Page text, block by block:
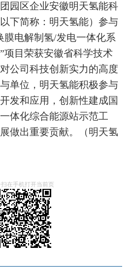
园区企业安徽明天氢能科
下简称：明天氢能）参与
膜电解制氢/发电一体化系
项目荣获安徽省科学技术
公司科技创新实力的高度
单位，明天氢能积极参与
发和应用，创新性建成国
体化综合能源站示范工
做出重要贡献。（明天氢
在手机打开当前页